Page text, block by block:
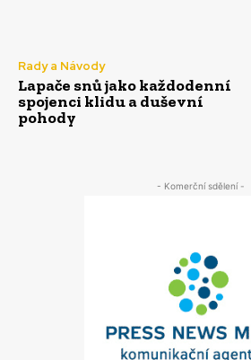
Rady a Návody
Lapače snů jako každodenní
spojenci klidu a duševní
pohody
- Komerční sdělení -